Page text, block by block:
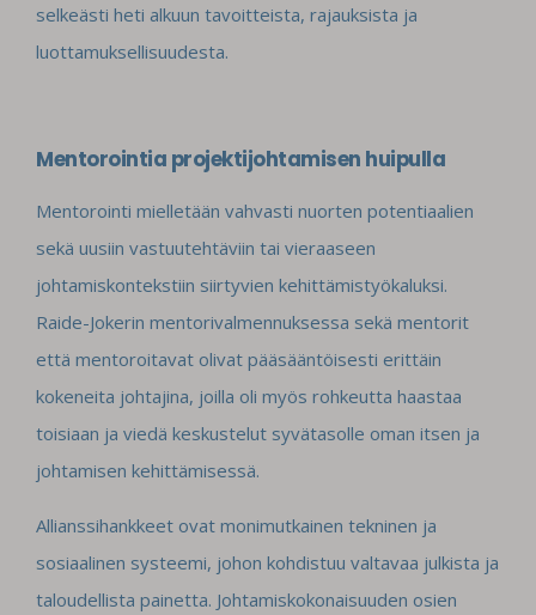
selkeästi heti alkuun tavoitteista, rajauksista ja
luottamuksellisuudesta.
Mentorointia projektijohtamisen huipulla
Mentorointi mielletään vahvasti nuorten potentiaalien
sekä uusiin vastuutehtäviin tai vieraaseen
johtamiskontekstiin siirtyvien kehittämistyökaluksi.
Raide-Jokerin mentorivalmennuksessa sekä mentorit
että mentoroitavat olivat pääsääntöisesti erittäin
kokeneita johtajina, joilla oli myös rohkeutta haastaa
toisiaan ja viedä keskustelut syvätasolle oman itsen ja
johtamisen kehittämisessä.
Allianssihankkeet ovat monimutkainen tekninen ja
sosiaalinen systeemi, johon kohdistuu valtavaa julkista ja
taloudellista painetta. Johtamiskokonaisuuden osien